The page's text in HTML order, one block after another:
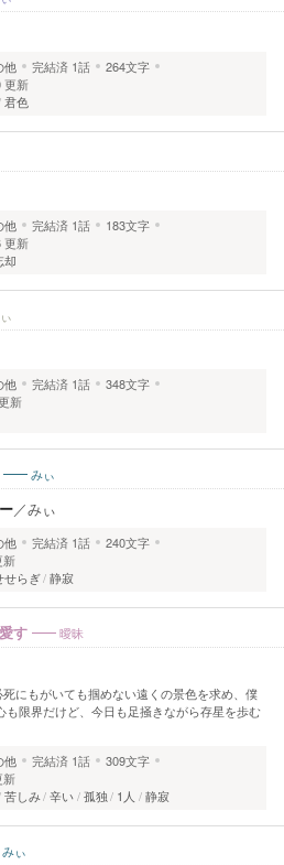
他 完結済 1話
264文字
更新
君色
他 完結済 1話
183文字
更新
却
他 完結済 1話
348文字
新
みぃ
／みぃ
他 完結済 1話
240文字
新
せらぎ 静寂
す 曖昧
にもがいても掴めない遠くの景色を求め、僕
も限界だけど、今日も足掻きながら存星を歩む
他 完結済 1話
309文字
新
苦しみ 辛い 孤独 1人 静寂
みぃ